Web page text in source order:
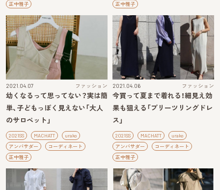
正中雅子
正中雅子
2021.04.07 ファッション
幼くなるって思ってない？実は簡
単、子どもっぽく見えない「大人
のサロペット」
2021SS MACHATT
urako
アンバサダー
コーディネート
正中雅子
2021.04.06 ファッション
今買って夏まで着れる！細見え効
果も狙える「プリーツリングドレ
ス」
2021SS MACHATT
urako
アンバサダー
コーディネート
正中雅子